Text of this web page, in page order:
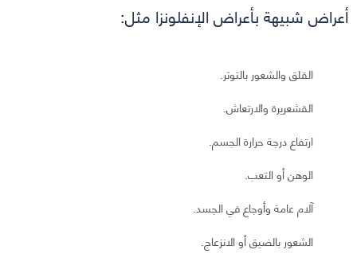
أعراض شبيهة بأعراض الإنفلونزا مثل:
القلق والشعور بالتوتر.
القشعريرة والارتعاش.
ارتفاع درجة حرارة الجسم.
الوهن أو التعب.
آلام عامة وأوجاع في الجسد.
الشعور بالضيق أو الانزعاج.